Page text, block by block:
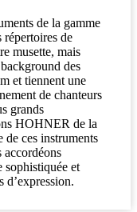
de la gamme
répertoires de
musette, mais
des
et tiennent une
de chanteurs
grands
HOHNER de la
ces instruments
accordéons
sophistiquée et
d’expression.